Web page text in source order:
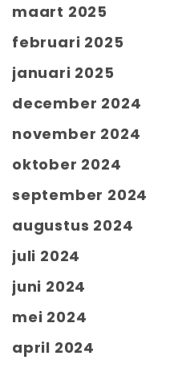
maart 2025
februari 2025
januari 2025
december 2024
november 2024
oktober 2024
september 2024
augustus 2024
juli 2024
juni 2024
mei 2024
april 2024